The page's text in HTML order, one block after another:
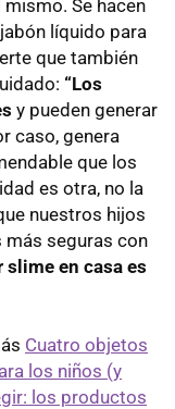
Se hacen
líquido para
que también
“Los
y pueden generar
caso, genera
que los
es otra, no la
nuestros hijos
más seguras con
slime en casa es
Cuatro objetos
los niños (y
los productos